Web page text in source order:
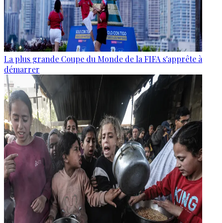
La plus grande Coupe du Monde de la FIFA s'apprête à
démarrer